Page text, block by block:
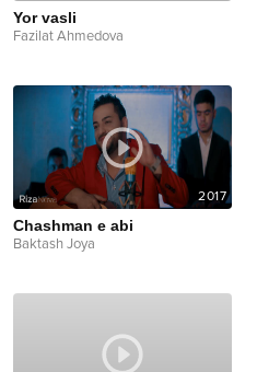
Yor vasli
Fazilat Ahmedova
2017
Chashman e abi
Baktash Joya